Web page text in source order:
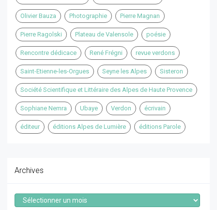
Olivier Bauza Photographie Pierre Magnan
Pierre Ragolski Plateau de Valensole poésie
Rencontre dédicace René Frégni revue verdons
Saint-Etienne-les-Orgues Seyne les Alpes Sisteron
Société Scientifique et Littéraire des Alpes de Haute Provence
Sophiane Nemra Ubaye Verdon écrivain
éditeur éditions Alpes de Lumière éditions Parole
Archives
Archives